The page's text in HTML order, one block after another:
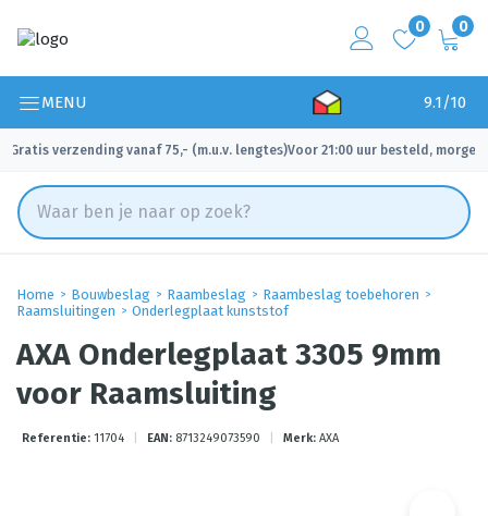
0 0
MENU 9.1/10
Gratis verzending vanaf 75,- (m.u.v. lengtes)
✓ Voor 21:00 uur besteld, morgen
Home Bouwbeslag Raambeslag
Raambeslag toebehoren
Raamsluitingen
Onderlegplaat kunststof
AXA Onderlegplaat 3305 9mm
voor Raamsluiting
Referentie: 11704 EAN: 8713249073590 Merk: AXA